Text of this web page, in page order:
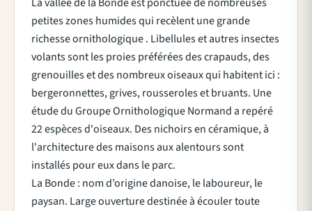
petites zones humides qui recèlent une grande
richesse ornithologique . Libellules et autres insectes
volants sont les proies préférées des crapauds, des
grenouilles et des nombreux oiseaux qui habitent ici :
bergeronnettes, grives, rousseroles et bruants. Une
étude du Groupe Ornithologique Normand a repéré
22 espèces d'oiseaux. Des nichoirs en céramique, à
l'architecture des maisons aux alentours sont
installés pour eux dans le parc.
La Bonde : nom d’origine danoise, le laboureur, le
paysan. Large ouverture destinée à écouler toute